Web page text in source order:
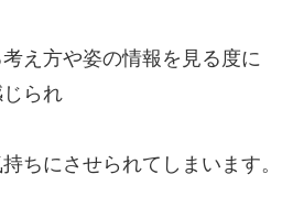
え方や姿の情報を見る度に
られ
ちにさせられてしまいます。